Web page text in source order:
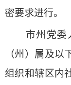
密要求进行。
市州党委人
（州）属及
组织和辖区内